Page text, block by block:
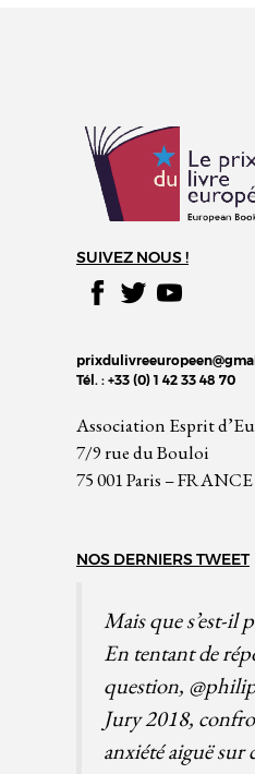
SUIVEZ NOUS !
Tél. : +33 (0) 1 42 33 48 70
Association Esprit
7/9 rue du Bouloi
75 001 Paris – FRANCE
NOS DERNIERS TWEET
Mais que s’est-il
En tentant de
question,
Jury 2018,
anxiété aiguë sur